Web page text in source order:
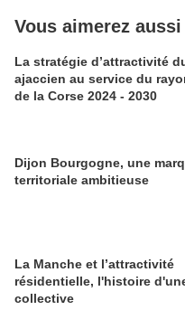
Vous aimerez aussi
La stratégie d’attractivité
ajaccien au service du
de la Corse 2024 - 2030
Dijon Bourgogne, une
territoriale ambitieuse
La Manche et l’attractivité
résidentielle, l'histoire
collective